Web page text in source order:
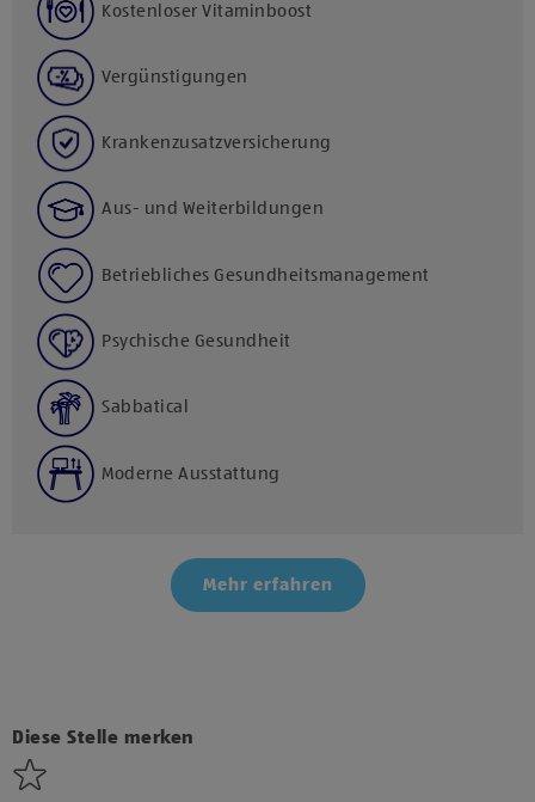
Kostenloser Vitaminboost
Vergünstigungen
Krankenzusatzversicherung
Aus- und Weiterbildungen
Betriebliches Gesundheitsmanagement
Psychische Gesundheit
Sabbatical
Moderne Ausstattung
Mehr erfahren
Diese Stelle merken